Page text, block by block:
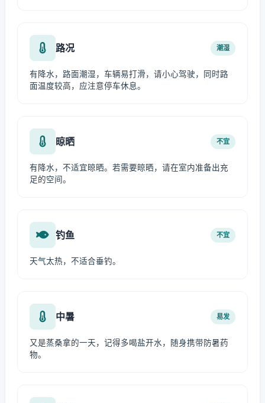
路况 潮湿
有降水，路面潮湿，车辆易打滑，请小心驾驶，同时路
面温度较高，应注意停车休息。
晾晒 不宜
有降水，不适宜晾晒。若需要晾晒，请在室内准备出充
足的空间。
钓鱼 不宜
天气太热，不适合垂钓。
中暑 易发
又是蒸桑拿的一天，记得多喝盐开水，随身携带防暑药
物。